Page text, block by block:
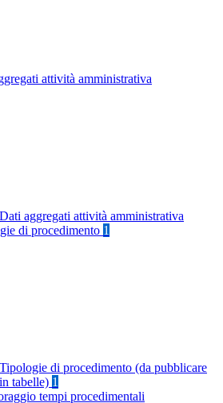
attività amministrativa
Dati aggregati attività amministrativa
di procedimento 1
Tipologie di procedimento (da pubblicare
in tabelle) 1
tempi procedimentali